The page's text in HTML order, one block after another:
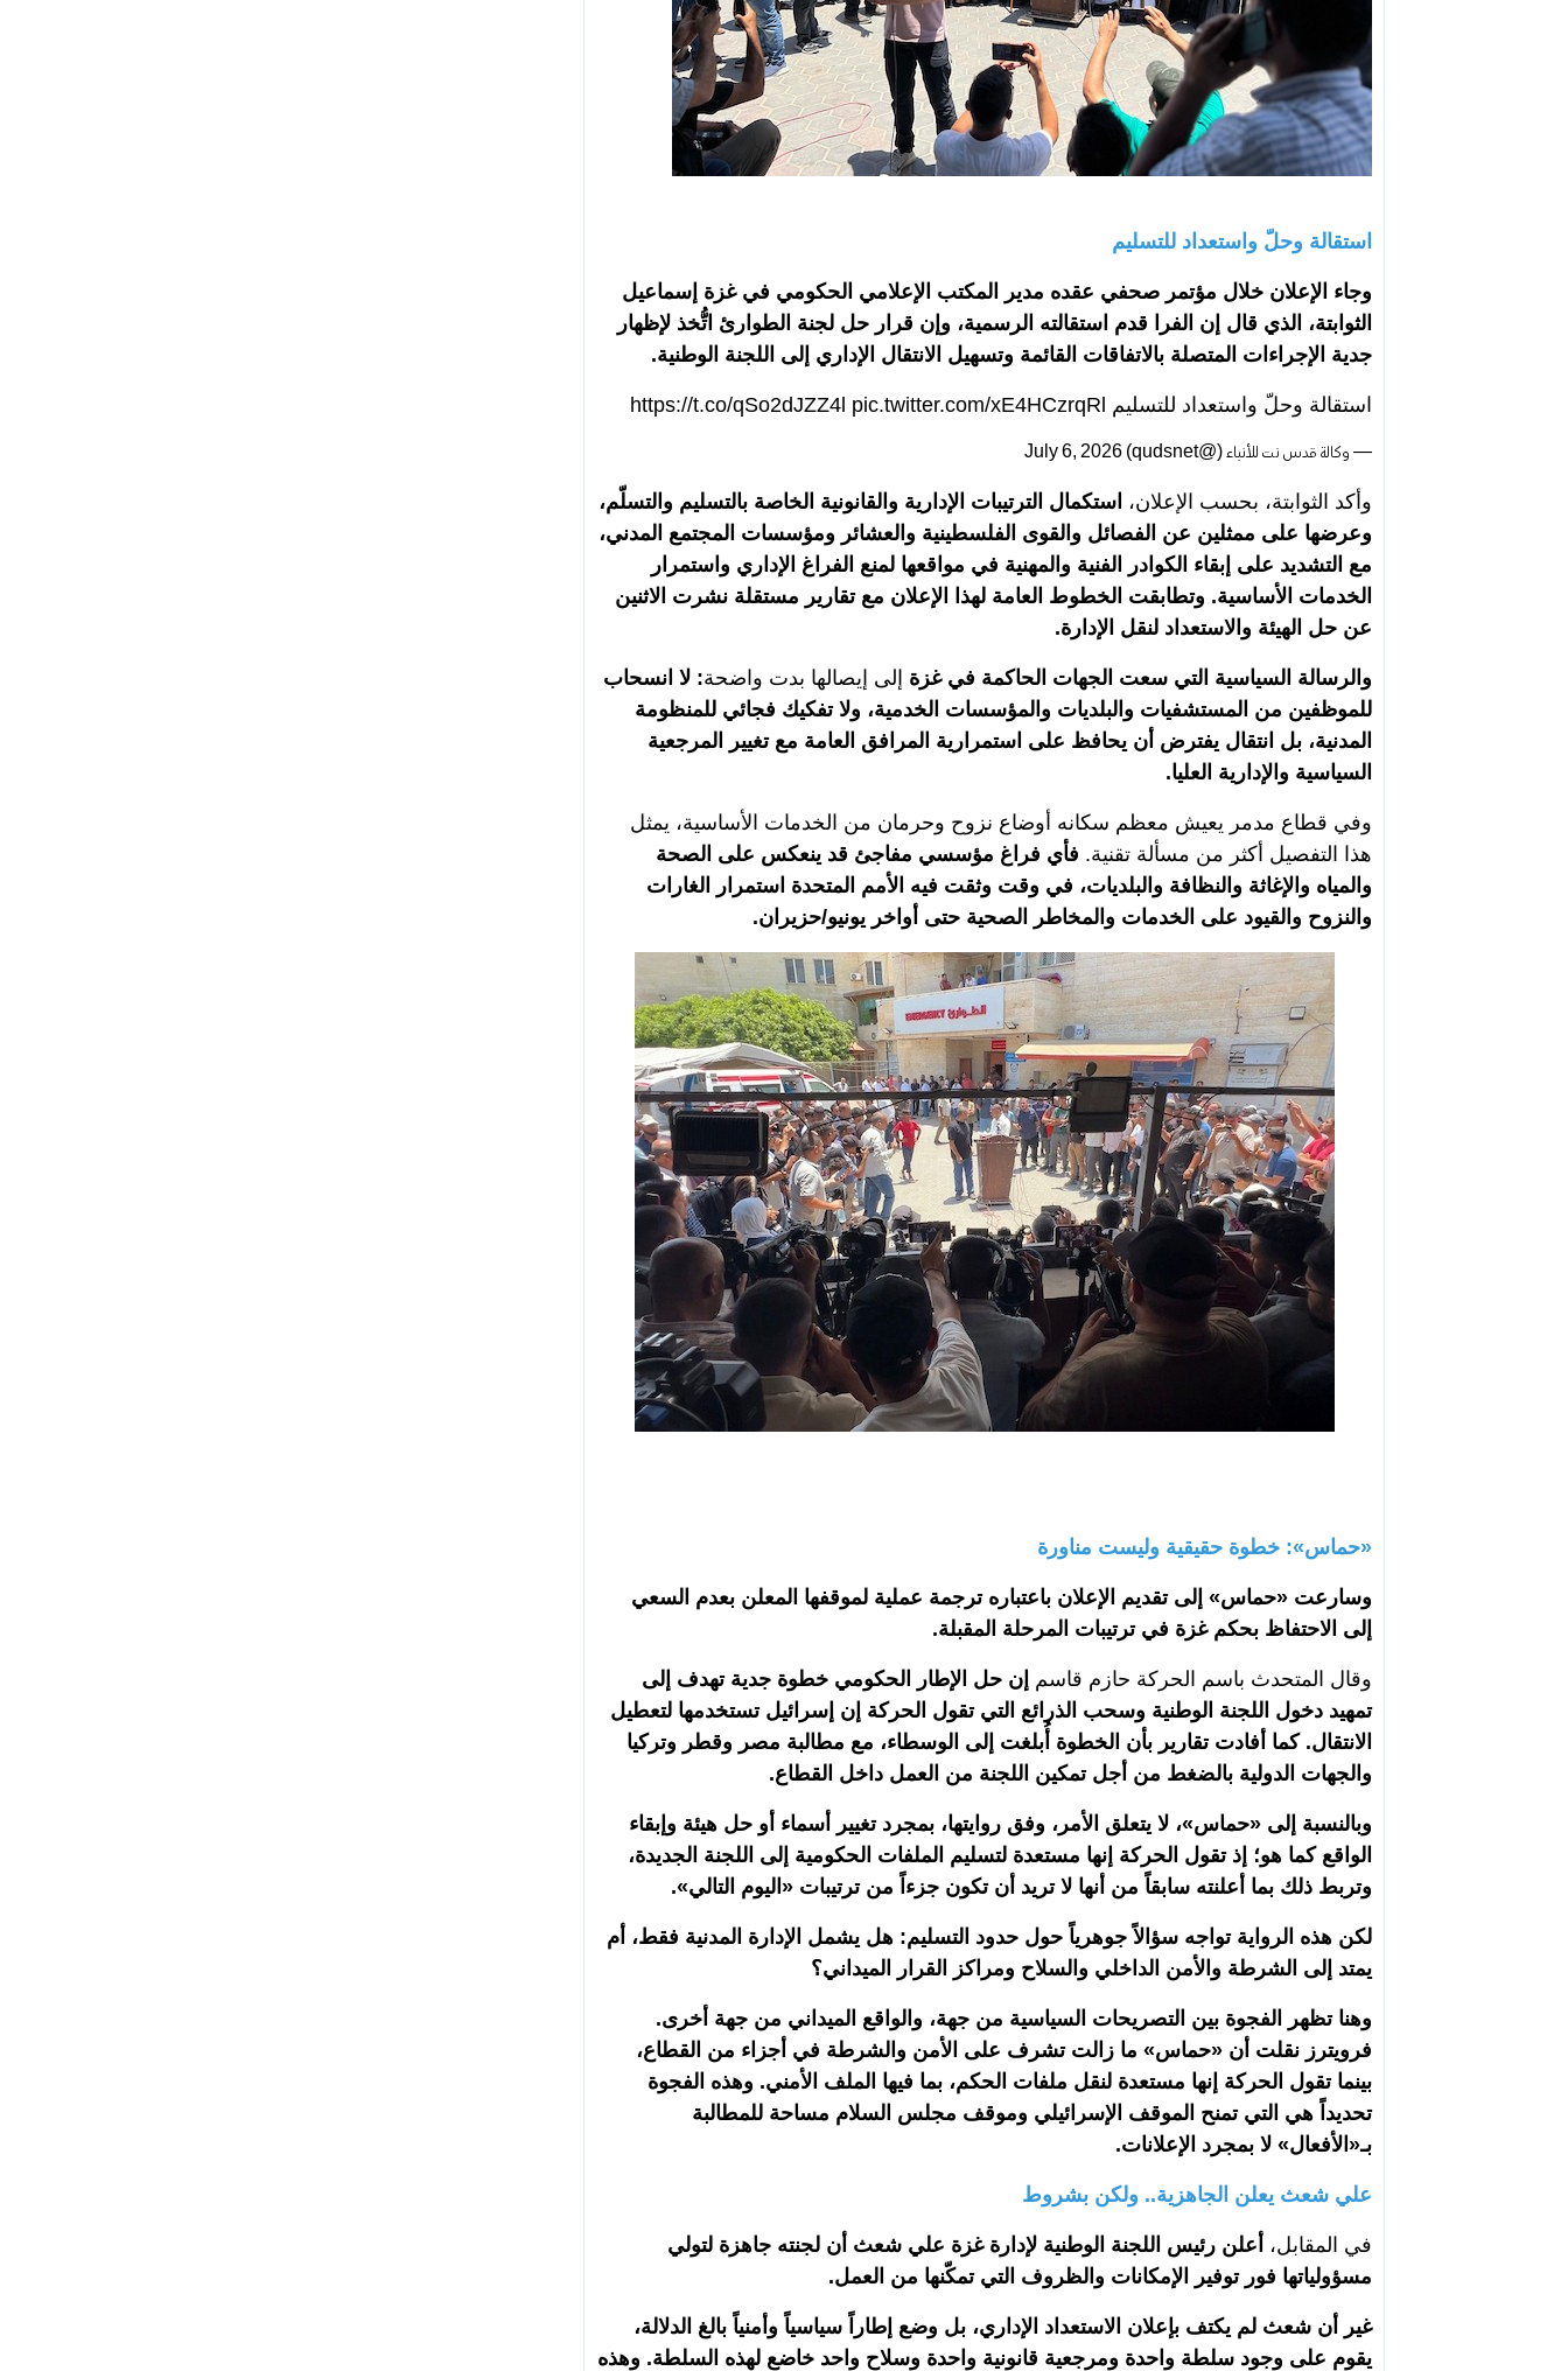
استقالة وحلّ واستعداد للتسليم
وجاء الإعلان خلال مؤتمر صحفي عقده مدير المكتب الإعلامي الحكومي في غزة إسماعيل
الثوابتة، الذي قال إن الفرا قدم استقالته الرسمية، وإن قرار حل لجنة الطوارئ اتُّخذ لإظهار
جدية الإجراءات المتصلة بالاتفاقات القائمة وتسهيل الانتقال الإداري إلى اللجنة الوطنية.
استقالة وحلّ واستعداد للتسليم https://t.co/qSo2dJZZ4l pic.twitter.com/xE4HCzrqRl
— وكالة قدس نت للأنباء (@qudsnet) July 6, 2026
وأكد الثوابتة، بحسب الإعلان، استكمال الترتيبات الإدارية والقانونية الخاصة بالتسليم والتسلّم،
وعرضها على ممثلين عن الفصائل والقوى الفلسطينية والعشائر ومؤسسات المجتمع المدني،
مع التشديد على إبقاء الكوادر الفنية والمهنية في مواقعها لمنع الفراغ الإداري واستمرار
الخدمات الأساسية. وتطابقت الخطوط العامة لهذا الإعلان مع تقارير مستقلة نشرت الاثنين
عن حل الهيئة والاستعداد لنقل الإدارة.
والرسالة السياسية التي سعت الجهات الحاكمة في غزة إلى إيصالها بدت واضحة: لا انسحاب
للموظفين من المستشفيات والبلديات والمؤسسات الخدمية، ولا تفكيك فجائي للمنظومة
المدنية، بل انتقال يفترض أن يحافظ على استمرارية المرافق العامة مع تغيير المرجعية
السياسية والإدارية العليا.
وفي قطاع مدمر يعيش معظم سكانه أوضاع نزوح وحرمان من الخدمات الأساسية، يمثل
هذا التفصيل أكثر من مسألة تقنية. فأي فراغ مؤسسي مفاجئ قد ينعكس على الصحة
والمياه والإغاثة والنظافة والبلديات، في وقت وثقت فيه الأمم المتحدة استمرار الغارات
والنزوح والقيود على الخدمات والمخاطر الصحية حتى أواخر يونيو/حزيران.
«حماس»: خطوة حقيقية وليست مناورة
وسارعت «حماس» إلى تقديم الإعلان باعتباره ترجمة عملية لموقفها المعلن بعدم السعي
إلى الاحتفاظ بحكم غزة في ترتيبات المرحلة المقبلة.
وقال المتحدث باسم الحركة حازم قاسم إن حل الإطار الحكومي خطوة جدية تهدف إلى
تمهيد دخول اللجنة الوطنية وسحب الذرائع التي تقول الحركة إن إسرائيل تستخدمها لتعطيل
الانتقال. كما أفادت تقارير بأن الخطوة أُبلغت إلى الوسطاء، مع مطالبة مصر وقطر وتركيا
والجهات الدولية بالضغط من أجل تمكين اللجنة من العمل داخل القطاع.
وبالنسبة إلى «حماس»، لا يتعلق الأمر، وفق روايتها، بمجرد تغيير أسماء أو حل هيئة وإبقاء
الواقع كما هو؛ إذ تقول الحركة إنها مستعدة لتسليم الملفات الحكومية إلى اللجنة الجديدة،
وتربط ذلك بما أعلنته سابقاً من أنها لا تريد أن تكون جزءاً من ترتيبات «اليوم التالي».
لكن هذه الرواية تواجه سؤالاً جوهرياً حول حدود التسليم: هل يشمل الإدارة المدنية فقط، أم
يمتد إلى الشرطة والأمن الداخلي والسلاح ومراكز القرار الميداني؟
وهنا تظهر الفجوة بين التصريحات السياسية من جهة، والواقع الميداني من جهة أخرى.
فرويترز نقلت أن «حماس» ما زالت تشرف على الأمن والشرطة في أجزاء من القطاع،
بينما تقول الحركة إنها مستعدة لنقل ملفات الحكم، بما فيها الملف الأمني. وهذه الفجوة
تحديداً هي التي تمنح الموقف الإسرائيلي وموقف مجلس السلام مساحة للمطالبة
بـ«الأفعال» لا بمجرد الإعلانات.
علي شعث يعلن الجاهزية.. ولكن بشروط
في المقابل،
أعلن رئيس اللجنة الوطنية لإدارة غزة علي شعث أن لجنته جاهزة لتولي
مسؤولياتها فور توفير الإمكانات والظروف التي تمكّنها من العمل.
غير أن شعث لم يكتف بإعلان الاستعداد الإداري، بل وضع إطاراً سياسياً وأمنياً بالغ الدلالة،
يقوم على وجود سلطة واحدة ومرجعية قانونية واحدة وسلاح واحد خاضع لهذه السلطة. وهذه